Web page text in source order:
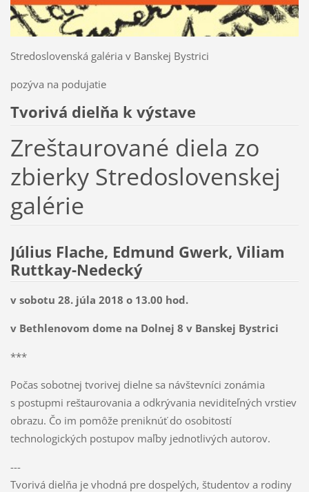
Stredoslovenská galéria v Banskej Bystrici
pozýva na podujatie
Tvorivá dielňa k výstave
Zreštaurované diela zo
zbierky Stredoslovenskej
galérie
Július Flache, Edmund Gwerk, Viliam
Ruttkay-Nedecký
v sobotu 28. júla 2018 o 13.00 hod.
v Bethlenovom dome na Dolnej 8 v Banskej Bystrici
***
Počas sobotnej tvorivej dielne sa návštevníci zonámia
s postupmi reštaurovania a odkrývania neviditeľných vrstiev
obrazu. Čo im pomôže preniknúť do osobitostí
technologických postupov maľby jednotlivých autorov.
---
Tvorivá dielňa je vhodná pre dospelých, študentov a rodiny